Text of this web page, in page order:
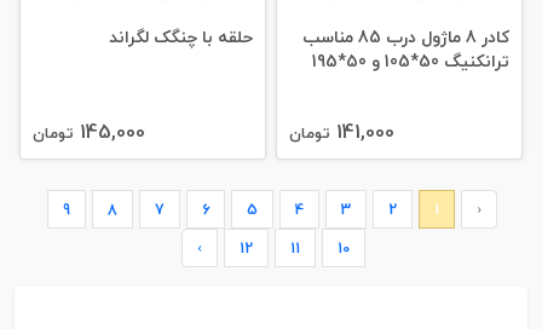
کادر 8 ماژول درب 85 مناسب
ترانکنیگ 50*105 و 50*195
141,000 تومان
حلقه با چنگک لگراند
145,000 تومان
‹
1
2
3
4
5
6
7
8
9
10
11
12
›